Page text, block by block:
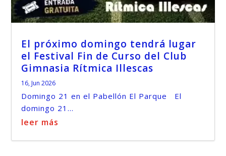
El próximo domingo tendrá lugar
el Festival Fin de Curso del Club
Gimnasia Rítmica Illescas
16, Jun 2026
Domingo 21 en el Pabellón El Parque El
domingo 21...
leer más